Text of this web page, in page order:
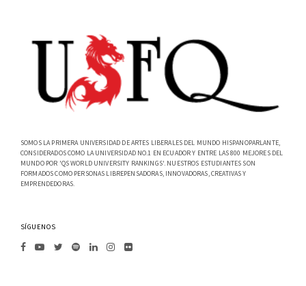
SOMOS LA PRIMERA UNIVERSIDAD DE ARTES LIBERALES DEL MUNDO HISPANOPARLANTE,
CONSIDERADOS COMO LA UNIVERSIDAD NO.1 EN ECUADOR Y ENTRE LAS 800 MEJORES DEL
MUNDO POR 'QS WORLD UNIVERSITY RANKINGS'. NUESTROS ESTUDIANTES SON
FORMADOS COMO PERSONAS LIBREPENSADORAS, INNOVADORAS, CREATIVAS Y
EMPRENDEDORAS.
SÍGUENOS